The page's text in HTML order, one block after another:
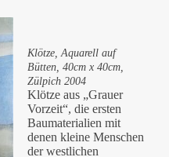
Klötze, Aquarell auf
Bütten, 40cm x 40cm,
Zülpich 2004
Klötze aus „Grauer
Vorzeit“, die ersten
Baumaterialien mit
denen kleine Menschen
der westlichen